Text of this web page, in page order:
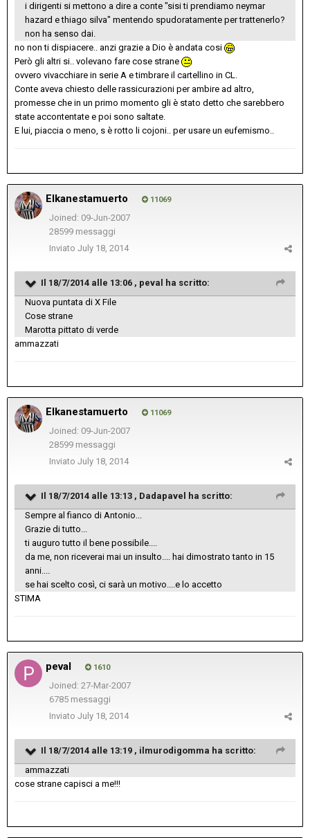
i dirigenti si mettono a dire a conte "sisi ti prendiamo neymar
hazard e thiago silva" mentendo spudoratamente per trattenerlo?
non ha senso dai.
no non ti dispiacere.. anzi grazie a Dio è andata cosi
Però gli altri si.. volevano fare cose strane
ovvero vivacchiare in serie A e timbrare il cartellino in CL.
Conte aveva chiesto delle rassicurazioni per ambire ad altro,
promesse che in un primo momento gli è stato detto che sarebbero
state accontentate e poi sono saltate.
E lui, piaccia o meno, s è rotto li cojoni.. per usare un eufemismo..
Elkanestamuerto 11069
Joined: 09-Jun-2007
28599 messaggi
Inviato July 18, 2014
Il 18/7/2014 alle 13:06 , peval ha scritto:
Nuova puntata di X File
Cose strane
Marotta pittato di verde
ammazzati
Elkanestamuerto 11069
Joined: 09-Jun-2007
28599 messaggi
Inviato July 18, 2014
Il 18/7/2014 alle 13:13 , Dadapavel ha scritto:
Sempre al fianco di Antonio...
Grazie di tutto...
ti auguro tutto il bene possibile....
da me, non riceverai mai un insulto.... hai dimostrato tanto in 15
anni....
se hai scelto così, ci sarà un motivo....e lo accetto
STIMA
peval 1610
Joined: 27-Mar-2007
6785 messaggi
Inviato July 18, 2014
Il 18/7/2014 alle 13:19 , ilmurodigomma ha scritto:
ammazzati
cose strane capisci a me!!!